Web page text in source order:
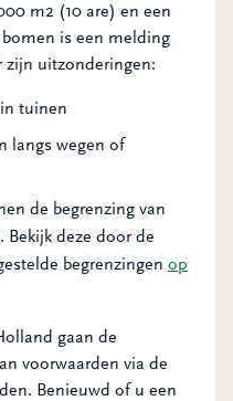
m2 (10 are) en een
is een melding
zijn uitzonderingen:
tuinen
langs wegen of
de begrenzing van
Bekijk deze door de
begrenzingen op
gaan de
voorwaarden via de
Benieuwd of u een